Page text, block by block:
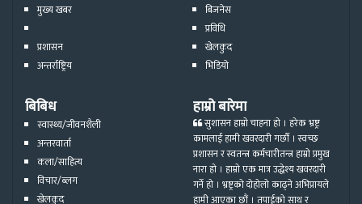
मुख्य खबर
प्रशासन
अन्तर्राष्ट्रिय
बिजनेस
प्रविधि
खेलकुद
भिडियो
बिबिध
स्वास्थ्य/जीवनशैली
अन्तरवार्ता
कला/साहित्य
विचार/ब्लग
खेलकुद
हाम्रो बारेमा
सुशासन हाम्रो चाहना हो । हरेक भ्रष्ट्र
कामलाई हामी खवरदारी गर्छौ । स्वच्छ
प्रशासन र स्वतन्त्र कर्मचारीतन्त्र हाम्रो प्रमुख
नारा हो । हाम्रो एक मात्र उद्धेश्य खवरदारी
गर्ने हो । भ्रष्ट्रको दोहोलो काढ्ने अभिप्रायले
हामी आएका छौं । तपाईको साथ र